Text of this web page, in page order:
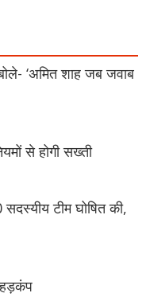
‘अमित शाह जब जवाब
से होगी सख्ती
टीम घोषित की,